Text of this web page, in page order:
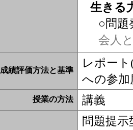
生きる
○問題
会人
成績評価方法と基準
レポー
への参加
授業の方法 講義
問題提